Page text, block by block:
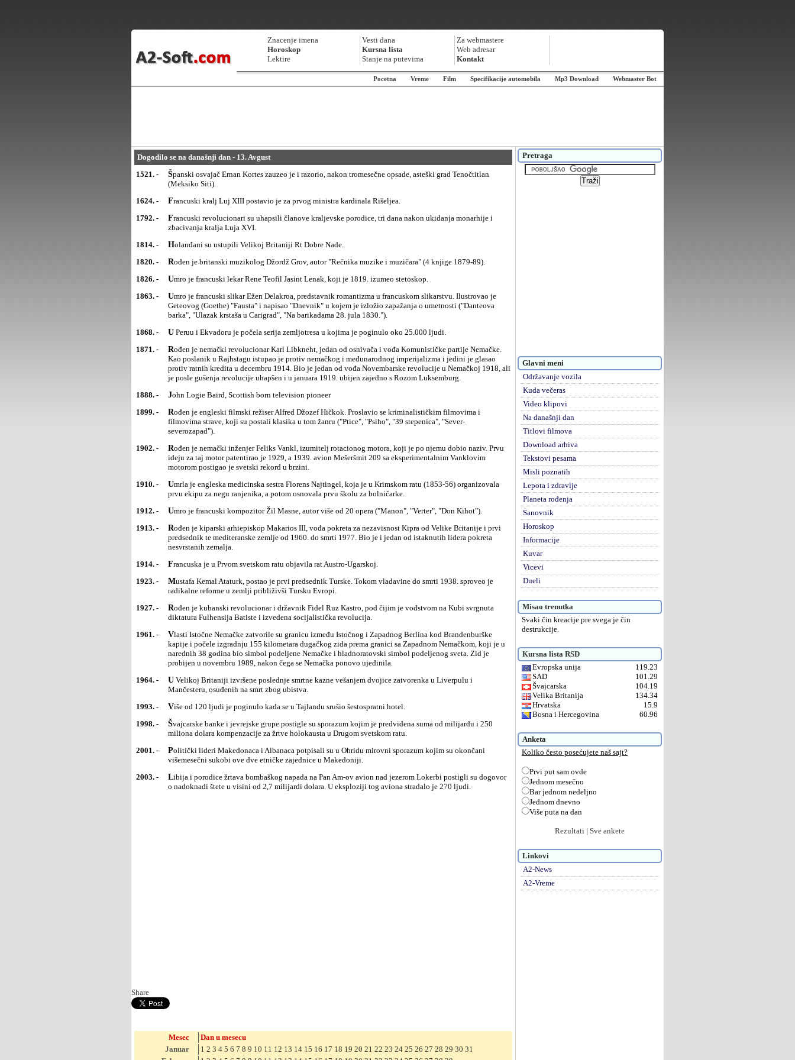
Znacenje imena
Horoskop
Lektire
Vesti dana
Kursna lista
Stanje na putevima
Za webmastere
Web adresar
Kontakt
Pocetna Vreme Film Specifikacije automobila Mp3 Download Webmaster Bot
Dogodilo se na današnji dan - 13. Avgust
1521. -
Španski osvajač Ernan Kortes zauzeo je i razorio, nakon tromesečne opsade, asteški grad Tenočtitlan
(Meksiko Siti).
1624. -
Francuski kralj Luj XIII postavio je za prvog ministra kardinala Rišeljea.
1792. -
Francuski revolucionari su uhapsili članove kraljevske porodice, tri dana nakon ukidanja monarhije i
zbacivanja kralja Luja XVI.
1814. -
Holanđani su ustupili Velikoj Britaniji Rt Dobre Nade.
1820. -
Rođen je britanski muzikolog Džordž Grov, autor "Rečnika muzike i muzičara" (4 knjige 1879-89).
1826. -
Umro je francuski lekar Rene Teofil Jasint Lenak, koji je 1819. izumeo stetoskop.
1863. -
Umro je francuski slikar Ežen Delakroa, predstavnik romantizma u francuskom slikarstvu. Ilustrovao je
Geteovog (Goethe) "Fausta" i napisao "Dnevnik" u kojem je izložio zapažanja o umetnosti ("Danteova
barka", "Ulazak krstaša u Carigrad", "Na barikadama 28. jula 1830.").
1868. -
U Peruu i Ekvadoru je počela serija zemljotresa u kojima je poginulo oko 25.000 ljudi.
1871. -
Rođen je nemački revolucionar Karl Libkneht, jedan od osnivača i vođa Komunističke partije Nemačke.
Kao poslanik u Rajhstagu istupao je protiv nemačkog i međunarodnog imperijalizma i jedini je glasao
protiv ratnih kredita u decembru 1914. Bio je jedan od vođa Novembarske revolucije u Nemačkoj 1918, ali
je posle gušenja revolucije uhapšen i u januara 1919. ubijen zajedno s Rozom Luksemburg.
1888. -
John Logie Baird, Scottish born television pioneer
1899. -
Rođen je engleski filmski režiser Alfred Džozef Hičkok. Proslavio se kriminalističkim filmovima i
filmovima strave, koji su postali klasika u tom žanru ("Ptice", "Psiho", "39 stepenica", "Sever-
severozapad").
1902. -
Rođen je nemački inženjer Feliks Vankl, izumitelj rotacionog motora, koji je po njemu dobio naziv. Prvu
ideju za taj motor patentirao je 1929, a 1939. avion Mešeršmit 209 sa eksperimentalnim Vanklovim
motorom postigao je svetski rekord u brzini.
1910. -
Umrla je engleska medicinska sestra Florens Najtingel, koja je u Krimskom ratu (1853-56) organizovala
prvu ekipu za negu ranjenika, a potom osnovala prvu školu za bolničarke.
1912. -
Umro je francuski kompozitor Žil Masne, autor više od 20 opera ("Manon", "Verter", "Don Kihot").
1913. -
Rođen je kiparski arhiepiskop Makarios III, vođa pokreta za nezavisnost Kipra od Velike Britanije i prvi
predsednik te mediteranske zemlje od 1960. do smrti 1977. Bio je i jedan od istaknutih lidera pokreta
nesvrstanih zemalja.
1914. -
Francuska je u Prvom svetskom ratu objavila rat Austro-Ugarskoj.
1923. -
Mustafa Kemal Ataturk, postao je prvi predsednik Turske. Tokom vladavine do smrti 1938. sproveo je
radikalne reforme u zemlji približivši Tursku Evropi.
1927. -
Rođen je kubanski revolucionar i državnik Fidel Ruz Kastro, pod čijim je vođstvom na Kubi svrgnuta
diktatura Fulhensija Batiste i izvedena socijalistička revolucija.
1961. -
Vlasti Istočne Nemačke zatvorile su granicu između Istočnog i Zapadnog Berlina kod Brandenburške
kapije i počele izgradnju 155 kilometara dugačkog zida prema granici sa Zapadnom Nemačkom, koji je u
narednih 38 godina bio simbol podeljene Nemačke i hladnoratovski simbol podeljenog sveta. Zid je
probijen u novembru 1989, nakon čega se Nemačka ponovo ujedinila.
1964. -
U Velikoj Britaniji izvršene poslednje smrtne kazne vešanjem dvojice zatvorenka u Liverpulu i
Mančesteru, osuđenih na smrt zbog ubistva.
1993. -
Više od 120 ljudi je poginulo kada se u Tajlandu srušio šestospratni hotel.
1998. -
Švajcarske banke i jevrejske grupe postigle su sporazum kojim je predviđena suma od milijardu i 250
miliona dolara kompenzacije za žrtve holokausta u Drugom svetskom ratu.
2001. -
Politički lideri Makedonaca i Albanaca potpisali su u Ohridu mirovni sporazum kojim su okončani
višemesečni sukobi ove dve etničke zajednice u Makedoniji.
2003. -
Libija i porodice žrtava bombaškog napada na Pan Am-ov avion nad jezerom Lokerbi postigli su dogovor
o nadoknadi štete u visini od 2,7 milijardi dolara. U eksploziji tog aviona stradalo je 270 ljudi.
Share
Mesec
Dan u mesecu
Januar
1 2 3 4 5 6 7 8 9 10 11 12 13 14 15 16 17 18 19 20 21 22 23 24 25 26 27 28 29 30 31
Pretraga
Glavni meni
Održavanje vozila
Kuda večeras
Video klipovi
Na današnji dan
Titlovi filmova
Download arhiva
Tekstovi pesama
Misli poznatih
Lepota i zdravlje
Planeta rođenja
Sanovnik
Horoskop
Informacije
Kuvar
Vicevi
Dueli
Misao trenutka
Svaki čin kreacije pre svega je čin
destrukcije.
Kursna lista RSD
Evropska unija
119.23
SAD
101.29
Švajcarska
104.19
Velika Britanija
134.34
Hrvatska
15.9
Bosna i Hercegovina
60.96
Anketa
Koliko često posećujete naš sajt?
Prvi put sam ovde
Jednom mesečno
Bar jednom nedeljno
Jednom dnevno
Više puta na dan
Rezultati | Sve ankete
Linkovi
A2-News
A2-Vreme